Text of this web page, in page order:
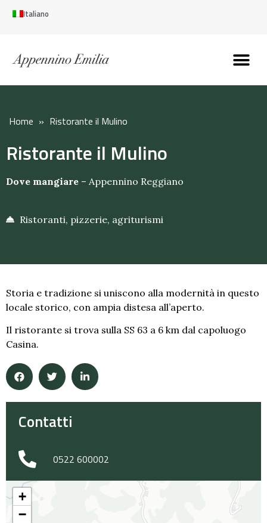
Italiano
Home » Ristorante il Mulino
Ristorante il Mulino
Dove mangiare – Appennino Reggiano
Ristoranti, pizzerie, agriturismi
Storia e tradizione si uniscono alla modernità in questo
locale storico, con ampia distesa all’aperto.
Il ristorante si trova sulla SS 63 a 6 km dal capoluogo
Casina.
Contatti
0522 600002
+
−